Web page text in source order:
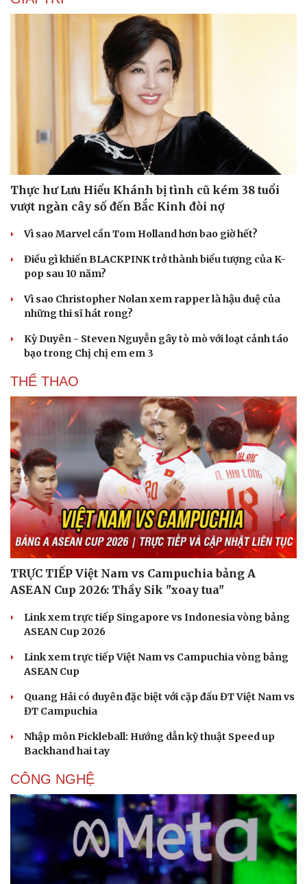
Du lịch
Tư vấn
Săn Tour
check-in
Câu chuyện thời sự
Đọc truyện đêm khuya
Thực hư Lưu Hiểu Khánh bị tình cũ kém 38 tuổi
vượt ngàn cây số đến Bắc Kinh đòi nợ
Vì sao Marvel cần Tom Holland hơn bao giờ hết?
Điều gì khiến BLACKPINK trở thành biểu tượng của K-
pop sau 10 năm?
Vì sao Christopher Nolan xem rapper là hậu duệ của
những thi sĩ hát rong?
Kỳ Duyên - Steven Nguyễn gây tò mò với loạt cảnh táo
bạo trong Chị chị em em 3
THỂ THAO
TRỰC TIẾP Việt Nam vs Campuchia bảng A
ASEAN Cup 2026: Thầy Sik "xoay tua"
Link xem trực tiếp Singapore vs Indonesia vòng bảng
ASEAN Cup 2026
Link xem trực tiếp Việt Nam vs Campuchia vòng bảng
ASEAN Cup
Quang Hải có duyên đặc biệt với cặp đấu ĐT Việt Nam vs
ĐT Campuchia
Nhập môn Pickleball: Hướng dẫn kỹ thuật Speed up
Backhand hai tay
CÔNG NGHỆ